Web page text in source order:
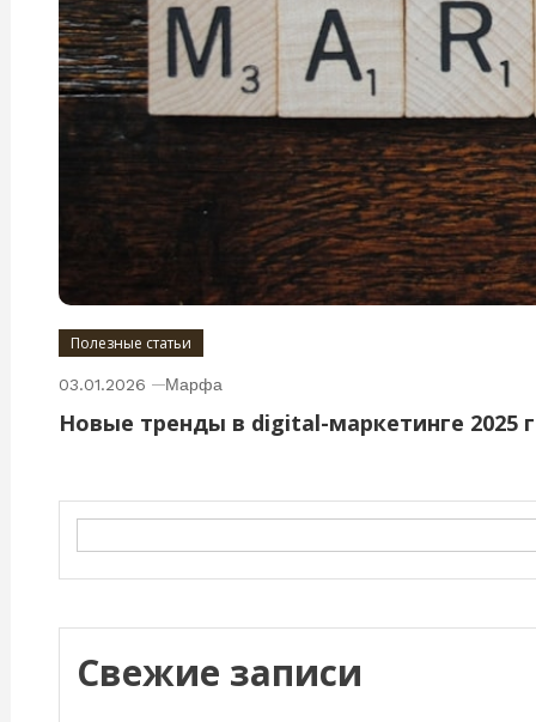
Полезные статьи
03.01.2026 Марфа
Новые тренды в digital-маркетинге 2025
Свежие записи